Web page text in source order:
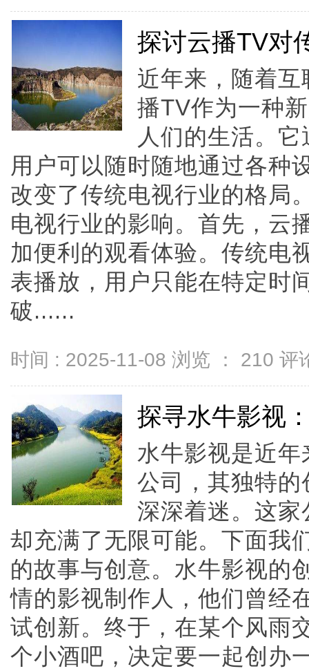
探讨云播TV对
近年来，随着
播TV作为一种
人们的生活。
用户可以随时随地通过各种
改变了传统电视行业的格局
电视行业的影响。首先，云
加便利的观看体验。传统电
表播放，用户只能在特定时
破......
时间 : 2025-11-08 浏览 ： 210 评
探寻水牛影视
水牛影视是近
公司，其独特
深深着迷。这
却充满了无限可能。下面我
的故事与创意。水牛影视的
情的影视制作人，他们曾经
试创新。终于，在某个风雨
个小酒吧，决定要一起创办